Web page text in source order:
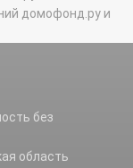
домофонд.ру и
без
область